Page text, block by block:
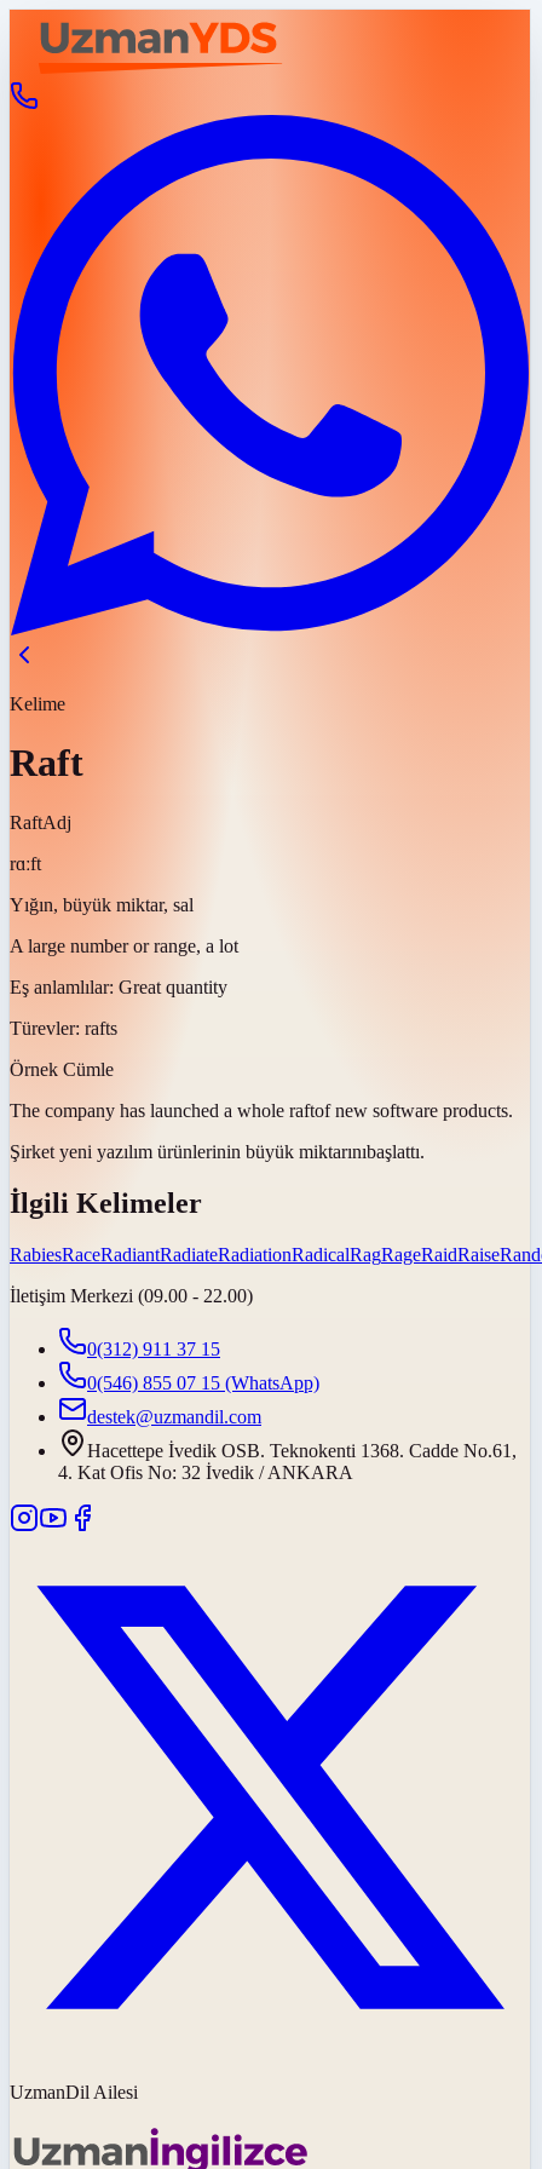
Kelime
Raft
RaftAdj
rɑːft
Yığın, büyük miktar, sal
A large number or range, a lot
Eş anlamlılar: Great quantity
Türevler: rafts
Örnek Cümle
The company has launched a whole raftof new software products.
Şirket yeni yazılım ürünlerinin büyük miktarınıbaşlattı.
İlgili Kelimeler
RabiesRaceRadiantRadiateRadiationRadicalRagRageRaidRaise
İletişim Merkezi (09.00 - 22.00)
0(312) 911 37 15
0(546) 855 07 15 (WhatsApp)
destek@uzmandil.com
Hacettepe İvedik OSB. Teknokenti 1368. Cadde No.61,
4. Kat Ofis No: 32 İvedik / ANKARA
UzmanDil Ailesi